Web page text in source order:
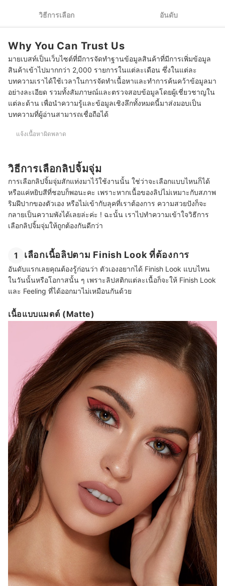
วิธีการเลือก อันดับ
Why You Can Trust Us
มายเบสท์เป็นเว็บไซต์ที่มีการจัดทำฐานข้อมูลสินค้าที่มีการเพิ่มข้อมูล
สินค้าเข้าไปมากกว่า 2,000 รายการในแต่ละเดือน ซึ่งในแต่ละ
บทความเราได้ใช้เวลาในการจัดทำเนื้อหาและทำการค้นคว้าข้อมูลมา
อย่างละเอียด รวมทั้งสัมภาษณ์และตรวจสอบข้อมูลโดยผู้เชี่ยวชาญใน
แต่ละด้าน เพื่อนำความรู้และข้อมูลเชิงลึกทั้งหมดนี้มาส่งมอบเป็น
บทความที่ผู้อ่านสามารถเชื่อถือได้
แจ้งเนื้อหาผิดพลาด
วิธีการเลือกลิปจิ้มจุ่ม
การเลือกลิปจิ้มจุ่มสักแท่งมาไว้ใช้งานนั้น ใช่ว่าจะเลือกแบบไหนก็ได้
หรือแค่หยิบสีที่ชอบก็พอนะคะ เพราะหากเนื้อของลิปไม่เหมาะกับสภาพ
ริมฝีปากของตัวเอง หรือไม่เข้ากับลุคที่เราต้องการ ความสวยปังก็จะ
กลายเป็นความพังได้เลยล่ะค่ะ ! ฉะนั้น เราไปทำความเข้าใจวิธีการ
เลือกลิปจิ้มจุ่มให้ถูกต้องกันดีกว่า
1 เลือกเนื้อลิปตาม Finish Look ที่ต้องการ
อันดับแรกเลยคุณต้องรู้ก่อนว่า ตัวเองอยากได้ Finish Look แบบไหน
ในวันนั้นหรือโอกาสนั้น ๆ เพราะลิปสติกแต่ละเนื้อก็จะให้ Finish Look
และ Feeling ที่ได้ออกมาไม่เหมือนกันด้วย
เนื้อแบบแมตต์ (Matte)